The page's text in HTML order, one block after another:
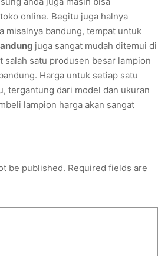
online. Begitu juga halnya
misalnya bandung, tempat untuk
juga sangat mudah ditemui di
salah satu produsen besar lampion
Harga untuk setiap satu
tergantung dari model dan ukuran
lampion harga akan sangat
be published. Required fields are